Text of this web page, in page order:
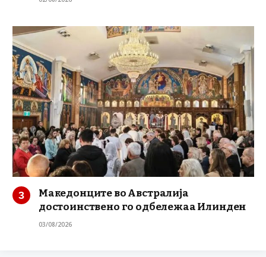
Македонците во Австралија
достоинствено го одбележаа Илинден
03/08/2026